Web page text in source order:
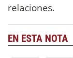
relaciones.
EN ESTA NOTA